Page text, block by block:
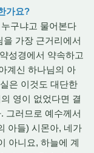
가요?
구냐고 물어본다
가장 근거리에서
성경에서 약속하고
계신 하나님의 아
은 이것도 대단한
영이 없었다면 결
그러므로 예수께서
아들) 시몬아, 네가
아니요, 하늘에 계